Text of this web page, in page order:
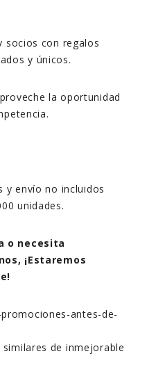
socios con regalos
y únicos.
la oportunidad
y envío no incluidos
unidades.
o necesita
¡Estaremos
de inmejorable